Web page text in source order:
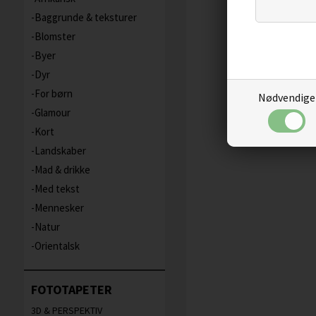
Nødvendige
Baggrunde & teksturer
Blomster
Byer
Dyr
For børn
Glamour
Kort
Landskaber
Mad & drikke
Med tekst
Mennesker
Natur
Orientalsk
FOTOTAPETER
3D & PERSPEKTIV